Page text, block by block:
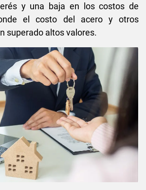
y una baja en los costos de
el costo del acero y otros
superado altos valores.